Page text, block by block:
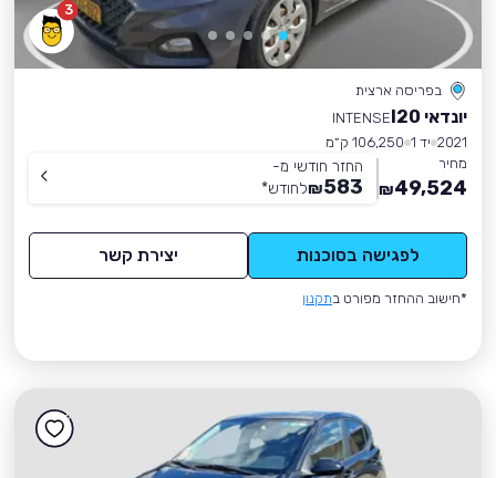
3
בפריסה ארצית
יונדאי I20
INTENSE
2021 יד 1
106,250 ק״מ
מחיר
49,524
₪
החזר חודשי מ-
583
₪לחודש*
לפגישה בסוכנות יצירת קשר
*חישוב ההחזר מפורט בתקנון